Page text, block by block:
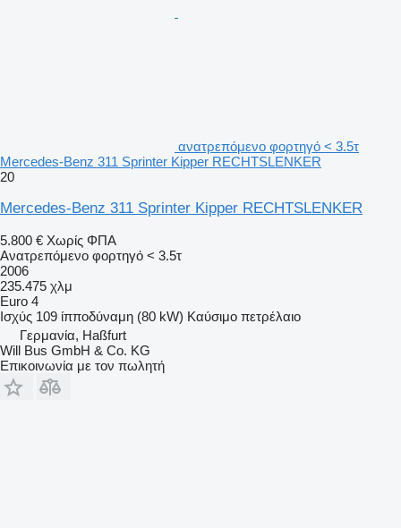
ανατρεπόμενο φορτηγό < 3.5τ
Mercedes-Benz 311 Sprinter Kipper RECHTSLENKER
20
Mercedes-Benz 311 Sprinter Kipper RECHTSLENKER
5.800 € Χωρίς ΦΠΑ
Ανατρεπόμενο φορτηγό < 3.5τ
2006
235.475 χλμ
Euro 4
Ισχύς 109 ίπποδύναμη (80 kW) Καύσιμο πετρέλαιο
Γερμανία, Haßfurt
Will Bus GmbH & Co. KG
Επικοινωνία με τον πωλητή